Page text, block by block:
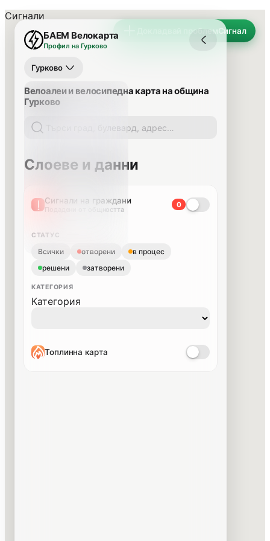
Докладвай проблемСигнал
БАЕМ Велокарта
Профил на Гурково
Гурково
Велоалеи и велосипедна карта на община
Гурково
Слоеве и данни
Сигнали на граждани
Подадени от общността
0
СТАТУС
Всички отворени
в процес
решени
затворени
КАТЕГОРИЯ
Категория
Топлинна карта
Сигнали